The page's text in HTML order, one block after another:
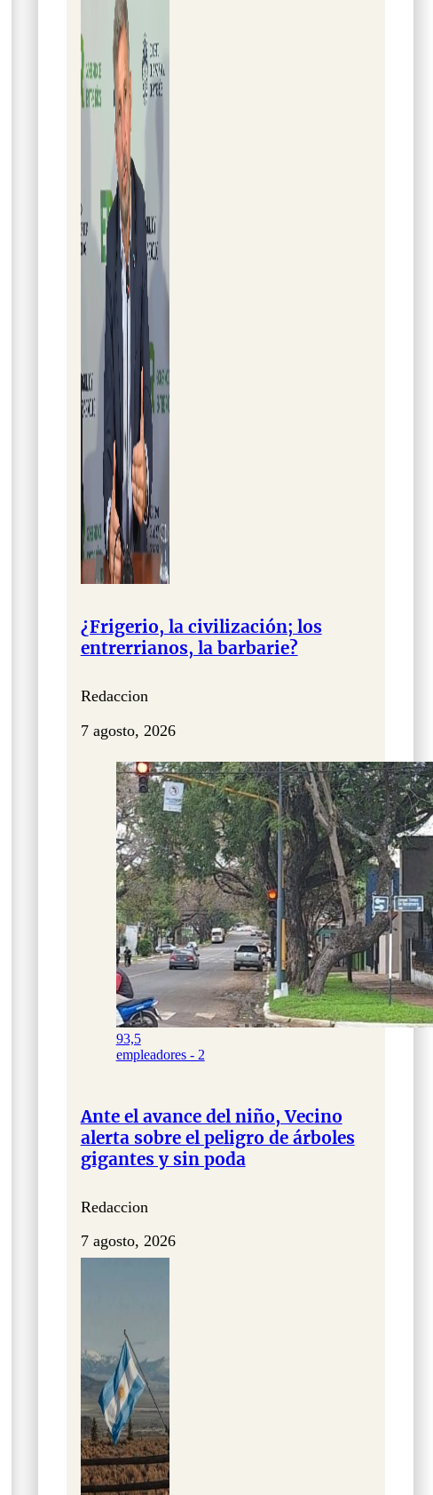
¿Frigerio, la civilización; los
entrerrianos, la barbarie?
Redaccion
7 agosto, 2026
93,5
empleadores - 2
Ante el avance del niño, Vecino
alerta sobre el peligro de árboles
gigantes y sin poda
Redaccion
7 agosto, 2026